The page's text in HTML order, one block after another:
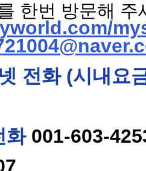
한번 방문해 주
전화 (시내요
화 001-603-